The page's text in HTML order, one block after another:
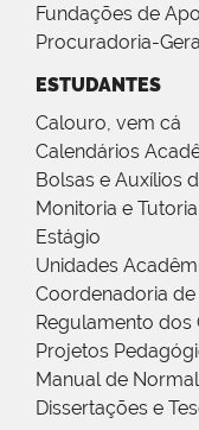
Fundações de
Procuradoria-
ESTUDANTES
Calouro, vem cá
Calendários
Bolsas e Auxílios
Monitoria e Tutoria
Estágio
Unidades
Coordenadoria
Regulamento dos
Projetos
Manual de
Dissertações e